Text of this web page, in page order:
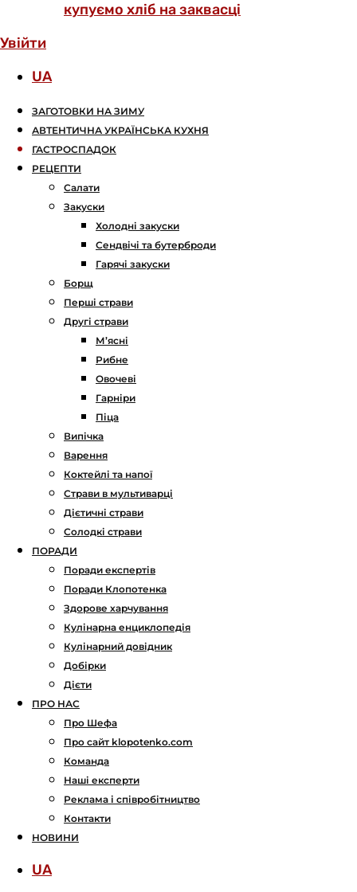
купуємо хліб на заквасці
Увійти
UA
ЗАГОТОВКИ НА ЗИМУ
АВТЕНТИЧНА УКРАЇНСЬКА КУХНЯ
ГАСТРОСПАДОК
РЕЦЕПТИ
Салати
Закуски
Холодні закуски
Сендвічі та бутерброди
Гарячі закуски
Борщ
Перші страви
Другі страви
М’ясні
Рибне
Овочеві
Гарніри
Піца
Випічка
Варення
Коктейлі та напої
Страви в мультиварці
Дієтичні страви
Солодкі страви
ПОРАДИ
Поради експертів
Поради Клопотенка
Здорове харчування
Кулінарна енциклопедія
Кулінарний довідник
Добірки
Дієти
ПРО НАС
Про Шефа
Про сайт klopotenko.com
Команда
Наші експерти
Реклама і співробітництво
Контакти
НОВИНИ
UA